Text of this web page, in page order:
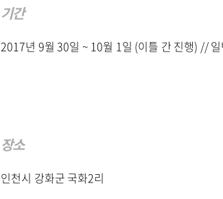
기간
2017년 9월 30일 ~ 10월 1일 (이틀 간 진행) //
장소
인천시 강화군 국화2리